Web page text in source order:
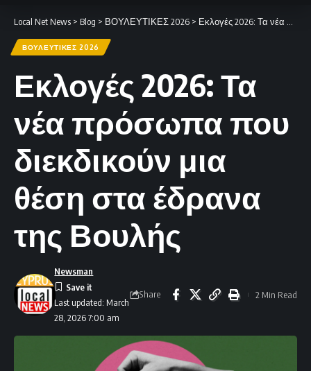
Local Net News > Blog > ΒΟΥΛΕΥΤΙΚΕΣ 2026 > Εκλογές 2026: Τα νέα πρόσωπα που διεκδικούν μια θέση στα έδρανα της Βουλής
ΒΟΥΛΕΥΤΙΚΕΣ 2026
Εκλογές 2026: Τα
νέα πρόσωπα που
διεκδικούν μια
θέση στα έδρανα
της Βουλής
Last updated: March
28, 2026 7:00 am
Newsman
Share 2 Min Read